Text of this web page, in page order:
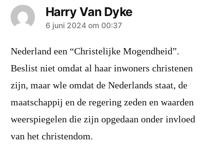
Harry Van Dyke
zei:
6 juni 2024 om 00:37
Nederland een “Christelijke Mogendheid”.
Beslist niet omdat al haar inwoners christenen
zijn, maar wle omdat de Nederlands staat, de
maatschappij en de regering zeden en waarden
weerspiegelen die zijn opgedaan onder invloed
van het christendom.